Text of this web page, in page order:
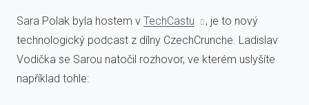
Sara Polak byla hostem v TechCastu
, je to nový
technologický podcast z dílny CzechCrunche. Ladislav
Vodička se Sarou natočil rozhovor, ve kterém uslyšíte
například tohle: